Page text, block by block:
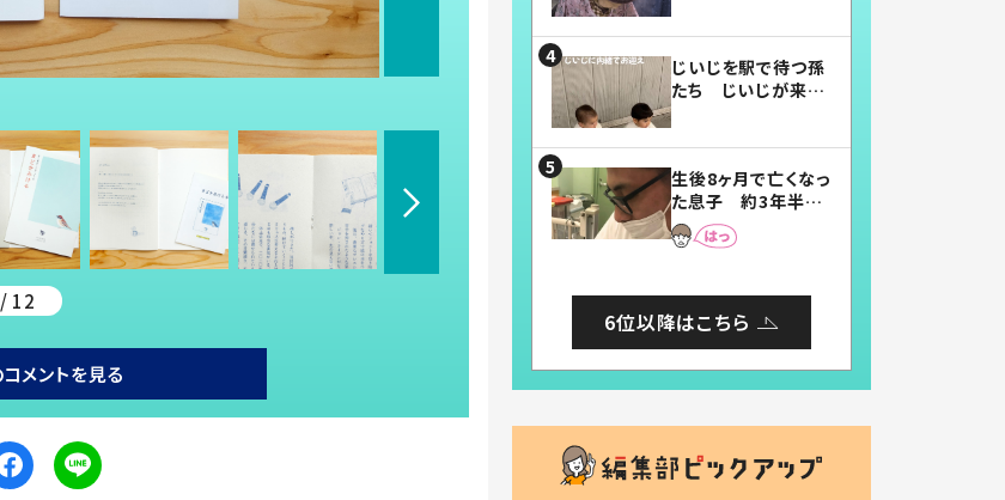
12
メントを見る
じいじを駅で待つ孫
たち じいじが来た
まらない」「幸せにな
れる」
生後8ヶ月で亡くなっ
た息子 約3年半
後、当時の妻の日記
に書いてあった本音
6位以降はこちら